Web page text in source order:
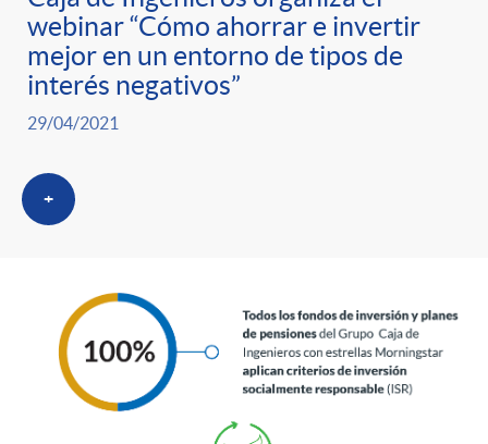
webinar “Cómo ahorrar e invertir
mejor en un entorno de tipos de
interés negativos”
29/04/2021
+